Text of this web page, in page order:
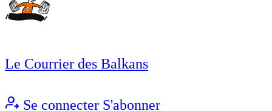
Le Courrier des Balkans
Se connecter S'abonner